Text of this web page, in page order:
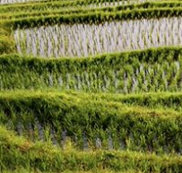
Environnement
Bord de mer et îles
Volcans